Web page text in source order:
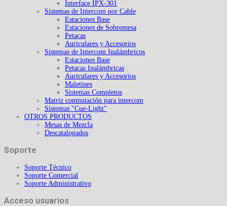
Interface IPX-301
Sistemas de Intercom por Cable
Estaciones Base
Estaciones de Sobremesa
Petacas
Auriculares y Accesorios
Sistemas de Intercom Inalámbricos
Estaciones Base
Petacas Inalámbricas
Auriculares y Accesorios
Maletines
Sistemas Completos
Matriz conmutación para intercom
Sistemas "Cue-Light"
OTROS PRODUCTOS
Mesas de Mezcla
Descatalogados
Soporte
Soporte Técnico
Soporte Comercial
Soporte Administrativo
Acceso usuarios